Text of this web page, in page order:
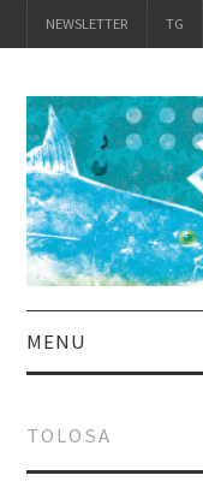
NEWSLETTER TG
MENU
TOLOSA